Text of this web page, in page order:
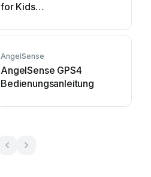
for Kids
AngelSense
AngelSense GPS4
Bedienungsanleitung